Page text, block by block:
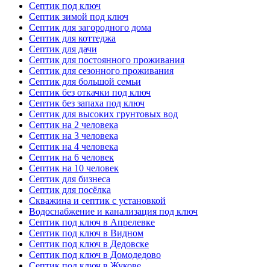
Септик под ключ
Септик зимой под ключ
Септик для загородного дома
Септик для коттеджа
Септик для дачи
Септик для постоянного проживания
Септик для сезонного проживания
Септик для большой семьи
Септик без откачки под ключ
Септик без запаха под ключ
Септик для высоких грунтовых вод
Септик на 2 человека
Септик на 3 человека
Септик на 4 человека
Септик на 6 человек
Септик на 10 человек
Септик для бизнеса
Септик для посёлка
Скважина и септик с установкой
Водоснабжение и канализация под ключ
Септик под ключ в Апрелевке
Септик под ключ в Видном
Септик под ключ в Дедовске
Септик под ключ в Домодедово